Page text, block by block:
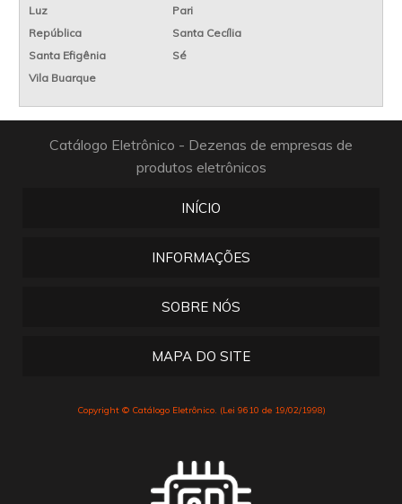
Luz
Pari
República
Santa Cecília
Santa Efigênia
Sé
Vila Buarque
Catálogo Eletrônico - Dezenas de empresas de
produtos eletrônicos
INÍCIO
INFORMAÇÕES
SOBRE NÓS
MAPA DO SITE
Copyright © Catálogo Eletrônico. (Lei 9610 de 19/02/1998)